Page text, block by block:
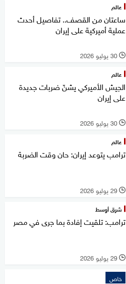
عالم
ساعتان من القصف.. تفاصيل أحدث
عملية أميركية على إيران
l 30 يوليو 2026
عالم
الجيش الأميركي يشنّ ضربات جديدة
على إيران
l 30 يوليو 2026
عالم
ترامب يتوعد إيران: حان وقت الضربة
l 29 يوليو 2026
شرق أوسط
ترامب: تلقيت إفادة بما جرى في مصر
l 29 يوليو 2026
خاص